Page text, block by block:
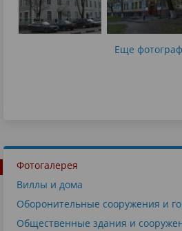
Еще
Фотогалерея
Виллы и дома
Оборонительные сооружения и
Общественные здания и